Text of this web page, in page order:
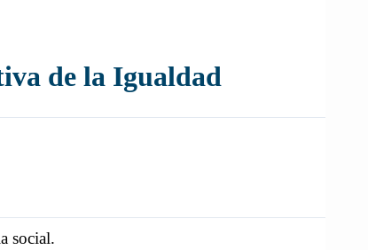
de la Igualdad
social.